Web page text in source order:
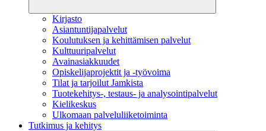
Kirjasto
Asiantuntijapalvelut
Koulutuksen ja kehittämisen palvelut
Kulttuuripalvelut
Avainasiakkuudet
Opiskelijaprojektit​ ja -työvoima
Tilat ja tarjoilut Jamkista
Tuotekehitys-, testaus- ja analysointipalvelut
Kielikeskus
Ulkomaan palveluliiketoiminta
Tutkimus ja kehitys